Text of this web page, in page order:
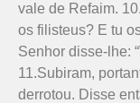
vale de Refaim.
os filisteus? E tu
Senhor disse-lhe:
11.Subiram,
derrotou. Disse